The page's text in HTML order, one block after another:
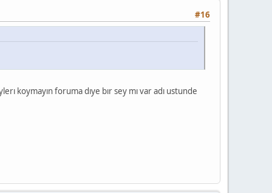
#16
koymayın foruma dıye bır sey mı var adı ustunde